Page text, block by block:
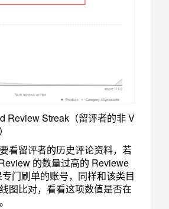
Review Streak（留评者的非 V
看留评者的历史评论资料，若
的数量过高的 Reviewe
门刷单的账号，同样和该类目
图比对，看看这项数值是否在